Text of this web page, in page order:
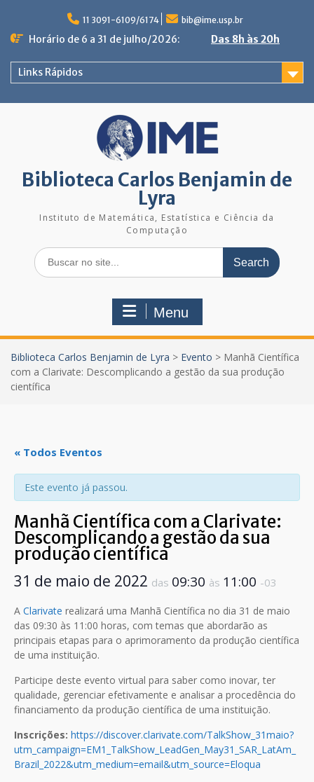
content
11 3091-6109/6174 bib@ime.usp.br
Horário de 6 a 31 de julho/2026: Das 8h às 20h
Links Rápidos
Biblioteca Carlos Benjamin de
Lyra
Instituto de Matemática, Estatística e Ciência da
Computação
Search
for:
Menu
Biblioteca Carlos Benjamin de Lyra > Evento > Manhã Científica
com a Clarivate: Descomplicando a gestão da sua produção
científica
« Todos Eventos
Este evento já passou.
Manhã Científica com a Clarivate:
Descomplicando a gestão da sua
produção científica
31 de maio de 2022 das 09:30 às 11:00 -03
A Clarivate realizará uma Manhã Científica no dia 31 de maio
das 09:30 às 11:00 horas, com temas que abordarão as
principais etapas para o aprimoramento da produção científica
de uma instituição.
Participe deste evento virtual para saber como inovar, ter
qualidade, gerenciar efetivamente e analisar a procedência do
financiamento da produção científica de uma instituição.
Inscrições: https://discover.clarivate.com/TalkShow_31maio?
utm_campaign=EM1_TalkShow_LeadGen_May31_SAR_LatAm_
Brazil_2022&utm_medium=email&utm_source=Eloqua